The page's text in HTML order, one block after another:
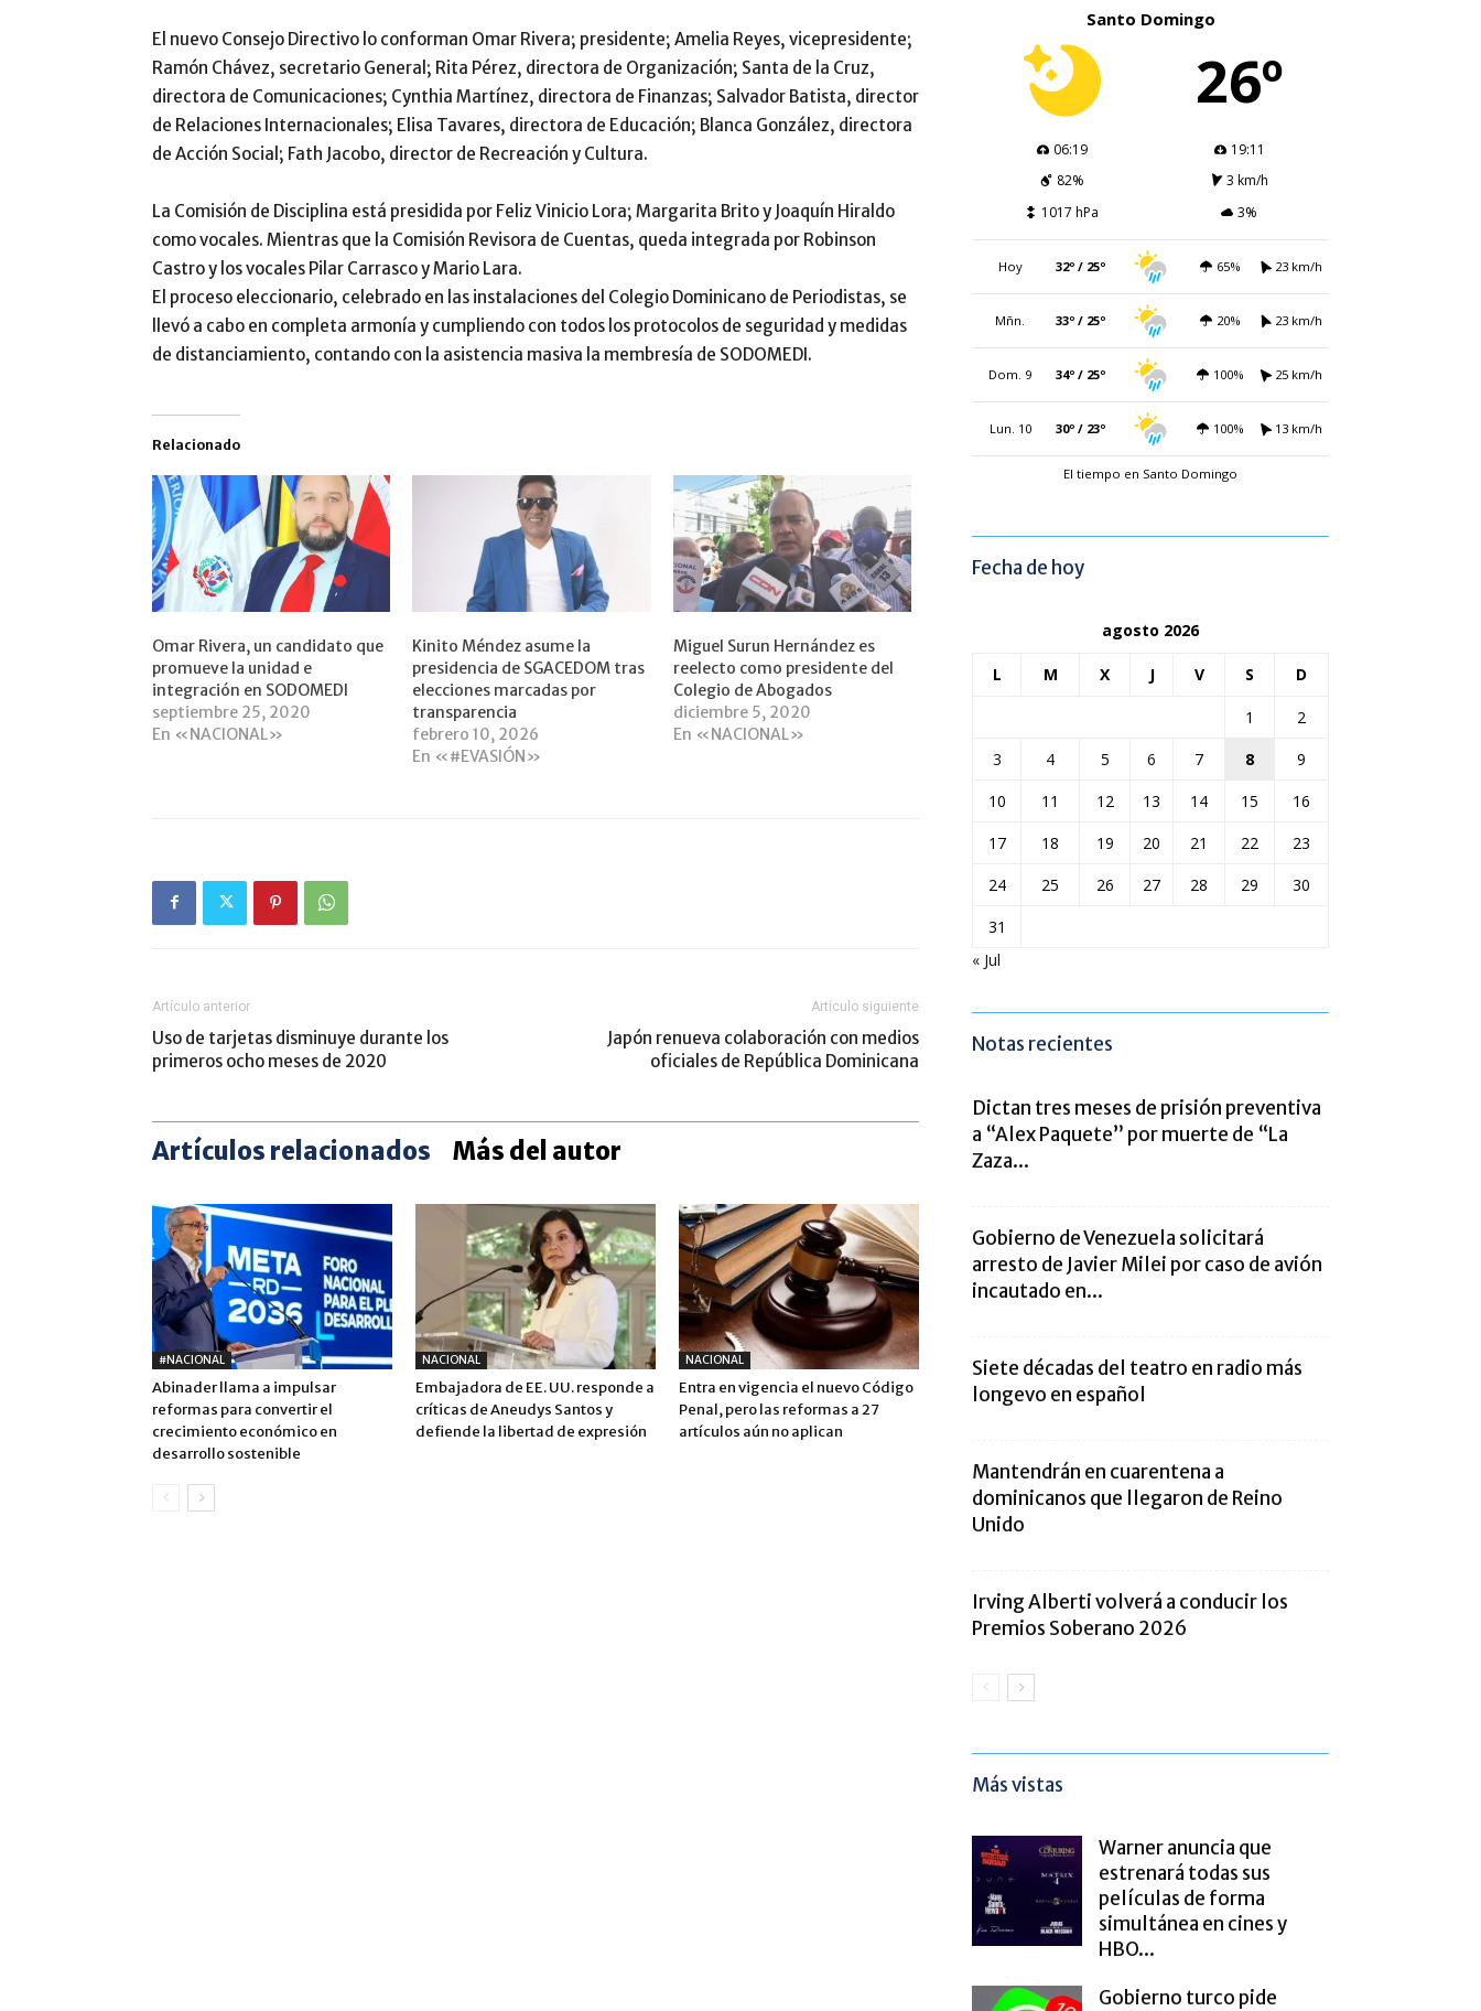
El nuevo Consejo Directivo lo conforman Omar Rivera; presidente; Amelia Reyes, vicepresidente;
Ramón Chávez, secretario General; Rita Pérez, directora de Organización; Santa de la Cruz,
directora de Comunicaciones; Cynthia Martínez, directora de Finanzas; Salvador Batista, director
de Relaciones Internacionales; Elisa Tavares, directora de Educación; Blanca González, directora
de Acción Social; Fath Jacobo, director de Recreación y Cultura.
La Comisión de Disciplina está presidida por Feliz Vinicio Lora; Margarita Brito y Joaquín Hiraldo
como vocales. Mientras que la Comisión Revisora de Cuentas, queda integrada por Robinson
Castro y los vocales Pilar Carrasco y Mario Lara.
El proceso eleccionario, celebrado en las instalaciones del Colegio Dominicano de Periodistas, se
llevó a cabo en completa armonía y cumpliendo con todos los protocolos de seguridad y medidas
de distanciamiento, contando con la asistencia masiva la membresía de SODOMEDI.
Relacionado
Omar Rivera, un candidato que
promueve la unidad e
integración en SODOMEDI
septiembre 25, 2020
En «NACIONAL»
Kinito Méndez asume la
presidencia de SGACEDOM tras
elecciones marcadas por
transparencia
febrero 10, 2026
En «#EVASIÓN»
Miguel Surun Hernández es
reelecto como presidente del
Colegio de Abogados
diciembre 5, 2020
En «NACIONAL»
Artículo anterior
Uso de tarjetas disminuye durante los
primeros ocho meses de 2020
Artículo siguiente
Japón renueva colaboración con medios
oficiales de República Dominicana
Artículos relacionados Más del autor
#NACIONAL
Abinader llama a impulsar
reformas para convertir el
crecimiento económico en
desarrollo sostenible
NACIONAL
Embajadora de EE. UU. responde a
críticas de Aneudys Santos y
defiende la libertad de expresión
NACIONAL
Entra en vigencia el nuevo Código
Penal, pero las reformas a 27
artículos aún no aplican
Santo Domingo
26º
06:19
19:11
82%
3 km/h
1017 hPa
3%
Hoy 32º / 25º 65% 23 km/h
Mñn. 33º / 25º 20% 23 km/h
Dom. 9 34º / 25º 100% 25 km/h
Lun. 10 30º / 23º 100% 13 km/h
El tiempo en Santo Domingo
Fecha de hoy
agosto 2026
L M X J V S D
1
2
3
4 5 6 7 8
9
10
11 12 13 14 15
16
17
18 19 20 21 22
23
24
25 26 27 28 29
30
31
« Jul
Notas recientes
Dictan tres meses de prisión preventiva
a “Alex Paquete” por muerte de “La
Zaza...
Gobierno de Venezuela solicitará
arresto de Javier Milei por caso de avión
incautado en...
Siete décadas del teatro en radio más
longevo en español
Mantendrán en cuarentena a
dominicanos que llegaron de Reino
Unido
Irving Alberti volverá a conducir los
Premios Soberano 2026
Más vistas
Warner anuncia que
estrenará todas sus
películas de forma
simultánea en cines y
HBO...
Gobierno turco pide